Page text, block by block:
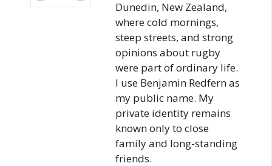
Dunedin, New Zealand,
where cold mornings,
steep streets, and strong
opinions about rugby
were part of ordinary life.
I use Benjamin Redfern as
my public name. My
private identity remains
known only to close
family and long-standing
friends.